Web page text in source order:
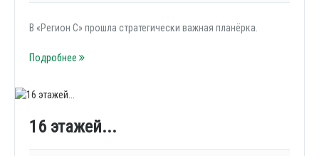
В «Регион С» прошла стратегически важная планёрка.
Подробнее
16 этажей...